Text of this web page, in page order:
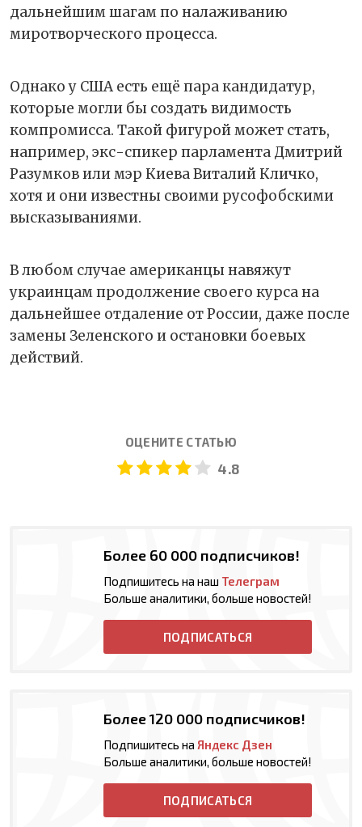
дальнейшим шагам по налаживанию
миротворческого процесса.
Однако у США есть ещё пара кандидатур,
которые могли бы создать видимость
компромисса. Такой фигурой может стать,
например, экс-спикер парламента Дмитрий
Разумков или мэр Киева Виталий Кличко,
хотя и они известны своими русофобскими
высказываниями.
В любом случае американцы навяжут
украинцам продолжение своего курса на
дальнейшее отдаление от России, даже после
замены Зеленского и остановки боевых
действий.
ОЦЕНИТЕ СТАТЬЮ
4.8
Более 60 000 подписчиков!
Подпишитесь на наш Телеграм
Больше аналитики, больше новостей!
ПОДПИСАТЬСЯ
Более 120 000 подписчиков!
Подпишитесь на Яндекс Дзен
Больше аналитики, больше новостей!
ПОДПИСАТЬСЯ